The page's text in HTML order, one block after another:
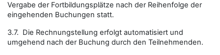
Vergabe der Fortbildungsplätze nach der Reihenfolge der
eingehenden Buchungen statt.
3.7. Die Rechnungstellung erfolgt automatisiert und
umgehend nach der Buchung durch den Teilnehmenden.